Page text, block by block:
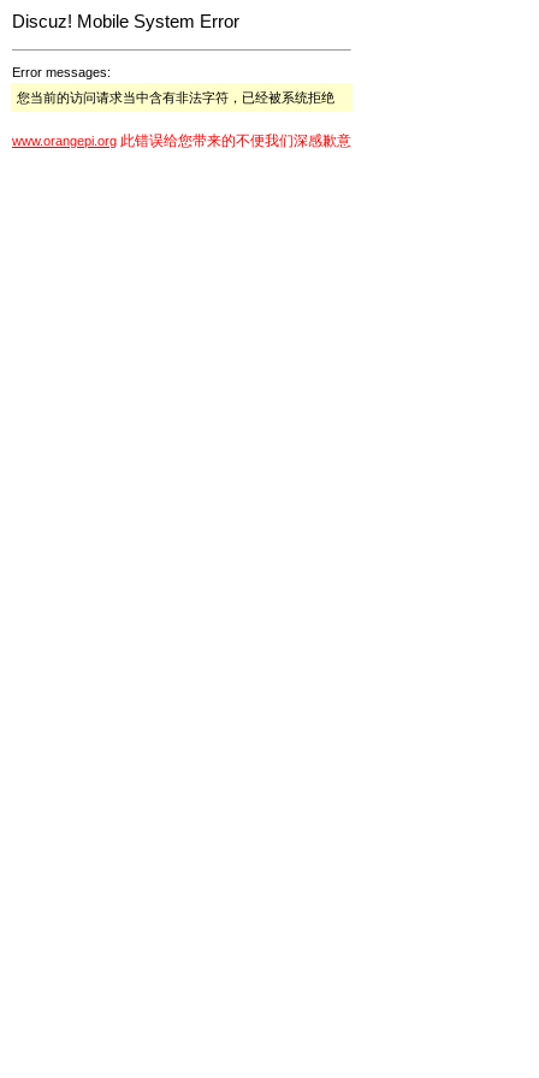
Discuz! Mobile System Error
Error messages:
您当前的访问请求当中含有非法字符，已经被系统拒绝
www.orangepi.org 此错误给您带来的不便我们深感歉意